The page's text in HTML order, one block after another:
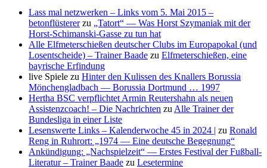
Lass mal netzwerken – Links vom 5. Mai 2015 –
betonflüstererzu „Tatort“ — Was Horst Szymaniak mit der
Horst-Schimanski-Gasse zu tun hat
Alle Elfmeterschießen deutscher Clubs im Europapokal (und
Losentscheide) – Trainer Baade zu Elfmeterschießen, eine
bayrische Erfindung
live Spiele zu Hinter den Kulissen des Knallers Borussia
Mönchengladbach — Borussia Dortmund … 1997
Hertha BSC verpflichtet Armin Reutershahn als neuen
Assistenzcoach! – Die Nachrichten zu Alle Trainer der
Bundesliga in einer Liste
Lesenswerte Links – Kalenderwoche 45 in 2024 | zu Ronald
Reng in Ruhrort: „1974 — Eine deutsche Begegnung“
Ankündigung: „Nachspielzeit“ — Erstes Festival der Fußball-
Literatur – Trainer Baade zu Lesetermine